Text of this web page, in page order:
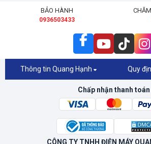
BẢO HÀNH
0936503433
Thông tin Quang Hạnh Quy
Chấp nhận thanh toán
CÔNG TY TNHH ĐIỆN MÁY